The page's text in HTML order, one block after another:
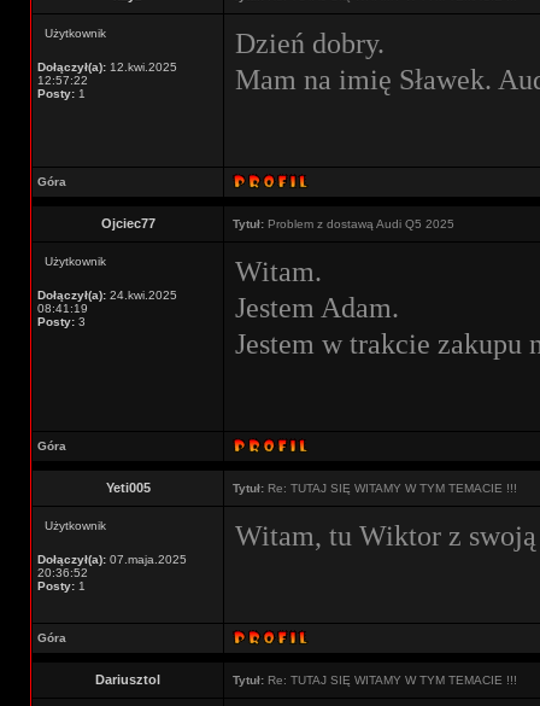
Użytkownik
Dołączył(a): 12.kwi.2025
12:57:22
Posty: 1
Dzień dobry.
Mam na imię Sławek.
Góra
Ojciec77 Tytuł: Problem z dostawą Audi Q5 2025
Użytkownik
Dołączył(a): 24.kwi.2025
08:41:19
Posty: 3
Witam.
Jestem Adam.
Jestem w trakcie zakupu
Góra
Yeti005 Tytuł: Re: TUTAJ SIĘ WITAMY W TYM TEMACIE !!!
Użytkownik
Dołączył(a): 07.maja.2025
20:36:52
Posty: 1
Witam, tu Wiktor z
Góra
Dariusztol Tytuł: Re: TUTAJ SIĘ WITAMY W TYM TEMACIE !!!